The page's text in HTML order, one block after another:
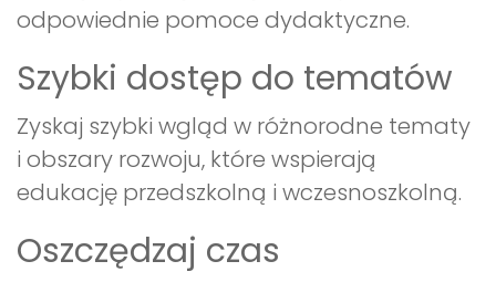
odpowiednie pomoce dydaktyczne.
Szybki dostęp do tematów
Zyskaj szybki wgląd w różnorodne tematy
i obszary rozwoju, które wspierają
edukację przedszkolną i wczesnoszkolną.
Oszczędzaj czas